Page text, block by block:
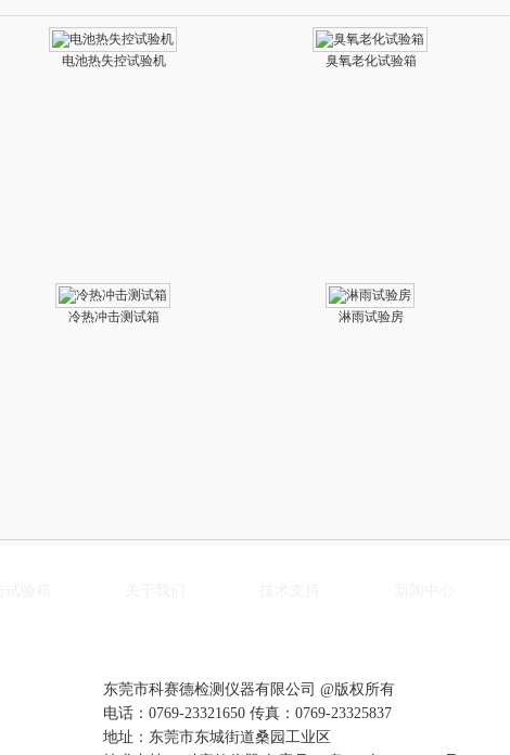
电池热失控试验机 臭氧老化试验箱
冷热冲击测试箱 淋雨试验房
东莞市科赛德检测仪器有限公司 @版权所有
电话：0769-23321650 传真：0769-23325837
地址：东莞市东城街道桑园工业区